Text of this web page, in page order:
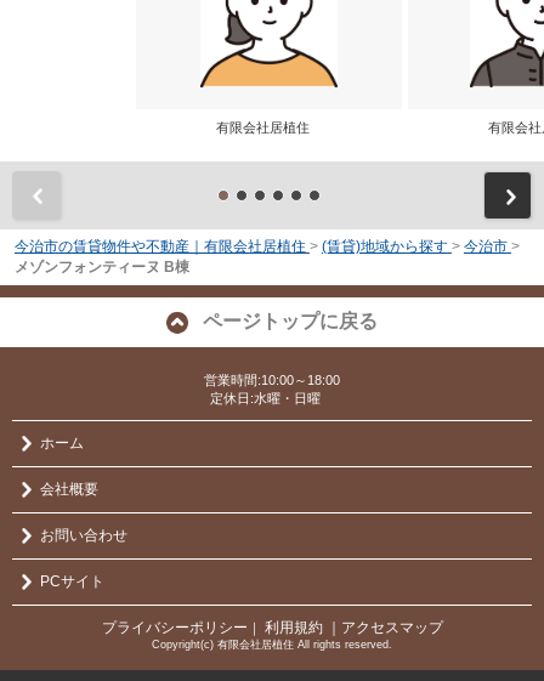
有限会社居植住 有限会
今治市の賃貸物件や不動産｜有限会社居植住 > (賃貸)地域から探す > 今治市 >
メゾンフォンティーヌ B棟
ページトップに戻る
営業時間:10:00～18:00
定休日:水曜・日曜
ホーム
会社概要
お問い合わせ
PCサイト
プライバシーポリシー 利用規約 ｜アクセスマップ
Copyright(c) 有限会社居植住 All rights reserved.